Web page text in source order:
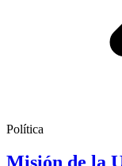
Política